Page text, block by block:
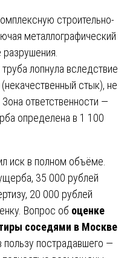
строительно-
металлографический
лопнула вследствие
стык), не
ответственности —
определена в 1 100
иск в полном объёме.
35 000 рублей
20 000 рублей
Вопрос об оценке
соседями в Москве
пострадавшего —